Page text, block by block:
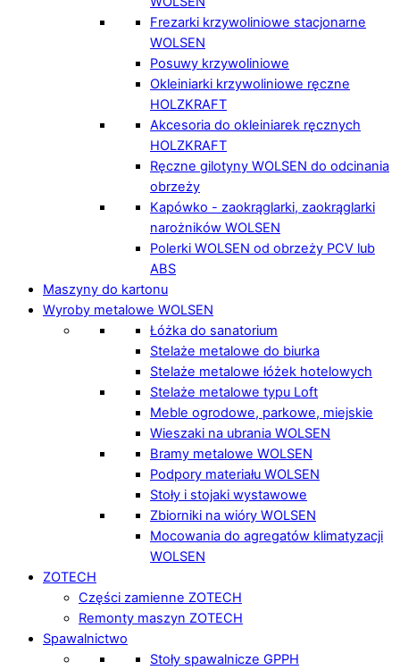
Frezarki krzywoliniowe stacjonarne
WOLSEN
Posuwy krzywoliniowe
Okleiniarki krzywoliniowe ręczne
HOLZKRAFT
Akcesoria do okleiniarek ręcznych
HOLZKRAFT
Ręczne gilotyny WOLSEN do odcinania
obrzeży
Kapówko - zaokrąglarki, zaokrąglarki
narożników WOLSEN
Polerki WOLSEN od obrzeży PCV lub
ABS
Maszyny do kartonu
Wyroby metalowe WOLSEN
Łóżka do sanatorium
Stelaże metalowe do biurka
Stelaże metalowe łóżek hotelowych
Stelaże metalowe typu Loft
Meble ogrodowe, parkowe, miejskie
Wieszaki na ubrania WOLSEN
Bramy metalowe WOLSEN
Podpory materiału WOLSEN
Stoły i stojaki wystawowe
Zbiorniki na wióry WOLSEN
Mocowania do agregatów klimatyzacji
WOLSEN
ZOTECH
Części zamienne ZOTECH
Remonty maszyn ZOTECH
Spawalnictwo
Stoły spawalnicze GPPH